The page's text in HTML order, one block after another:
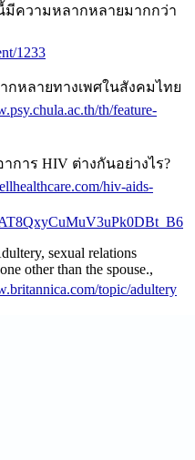
มีความหลากหลายมากกว่า
1233
หลายทางเพศในสังคมไทย
th/feature-
าการ HIV ต่างกันอย่างไร?
hiv-aids-
sexual relations
other than the spouse.,
topic/adultery